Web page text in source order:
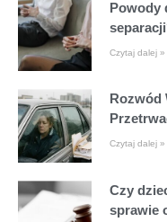
Powody
Czytaj dalej »
Rozwód
Czytaj dalej »
Czy
sprawie